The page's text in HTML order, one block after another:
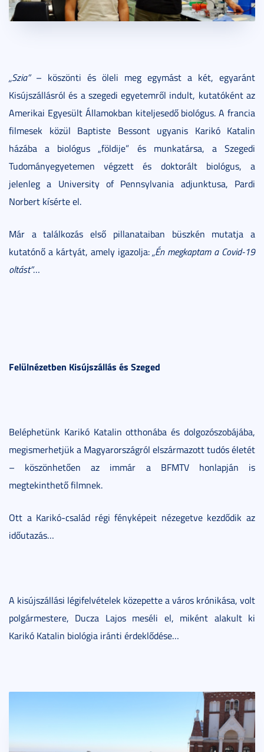
„Szia”– köszönti és öleli meg egymást a két, egyaránt
Kisújszállásról és a szegedi egyetemről indult, kutatóként az
Amerikai Egyesült Államokban kiteljesedő biológus. A francia
filmesek közül Baptiste Bessont ugyanis Karikó Katalin
házába a biológus „földije” és munkatársa, a Szegedi
Tudományegyetemen végzett és doktorált biológus, a
jelenleg a University of Pennsylvania adjunktusa, Pardi
Norbert kísérte el.
Már a találkozás első pillanataiban büszkén mutatja a
kutatónő a kártyát, amely igazolja:„Én megkaptam a Covid-19
oltást”…
Felülnézetben Kisújszállás és Szeged
Beléphetünk Karikó Katalin otthonába és dolgozószobájába,
megismerhetjük a Magyarországról elszármazott tudós életét
– köszönhetően az immár a BFMTV honlapján is
megtekinthető filmnek.
Ott a Karikó-család régi fényképeit nézegetve kezdődik az
időutazás…
A kisújszállási légifelvételek közepette a város krónikása, volt
polgármestere, Ducza Lajos meséli el, miként alakult ki
Karikó Katalin biológia iránti érdeklődése…